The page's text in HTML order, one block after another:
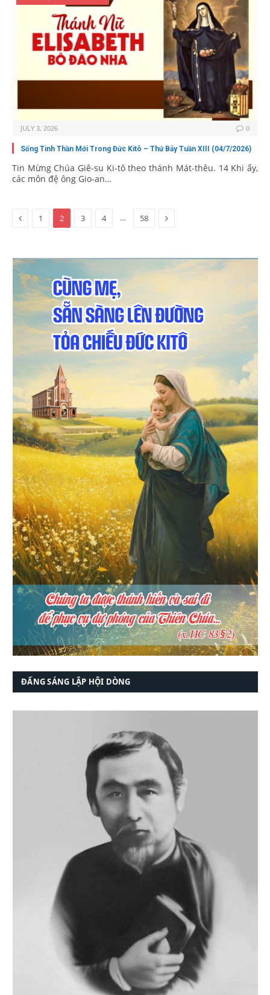
JULY 3, 2026 0
Sống Tinh Thần Mới Trong Đức Kitô – Thứ Bảy Tuần XIII (04/7/2026)
Tin Mừng Chúa Giê-su Ki-tô theo thánh Mát-thêu. 14 Khi ấy,
các môn đệ ông Gio-an…
Previous
1 2 3 4 … 58 Next
ĐẤNG SÁNG LẬP HỘI DÒNG